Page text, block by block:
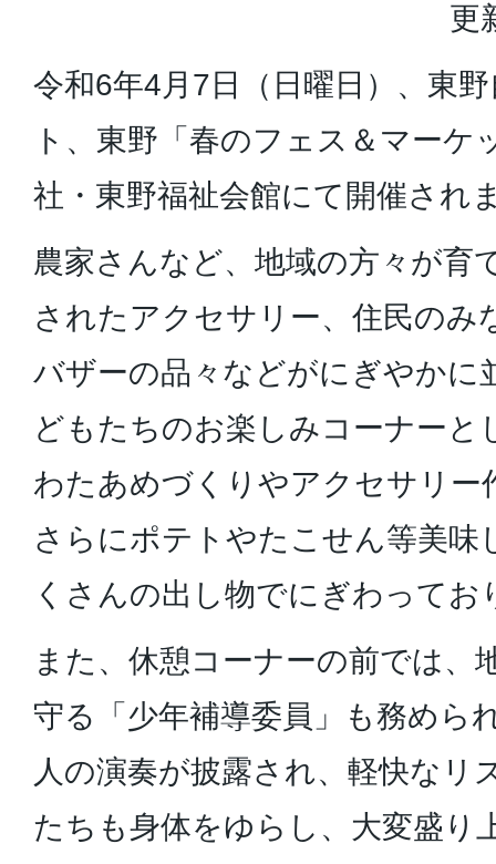
更
令和6年4月7日（日曜日）、東
ト、東野「春のフェス＆マーケ
社・東野福祉会館にて開催され
農家さんなど、地域の方々が育
されたアクセサリー、住民のみ
バザーの品々などがにぎやかに
どもたちのお楽しみコーナーと
わたあめづくりやアクセサリー
さらにポテトやたこせん等美味
くさんの出し物でにぎわってお
また、休憩コーナーの前では、
守る「少年補導委員」も務めら
人の演奏が披露され、軽快なリ
たちも身体をゆらし、大変盛り